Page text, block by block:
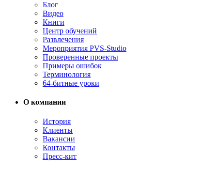
Блог
Видео
Книги
Центр обучений
Развлечения
Мероприятия PVS-Studio
Проверенные проекты
Примеры ошибок
Терминология
64-битные уроки
О компании
История
Клиенты
Вакансии
Контакты
Пресс-кит